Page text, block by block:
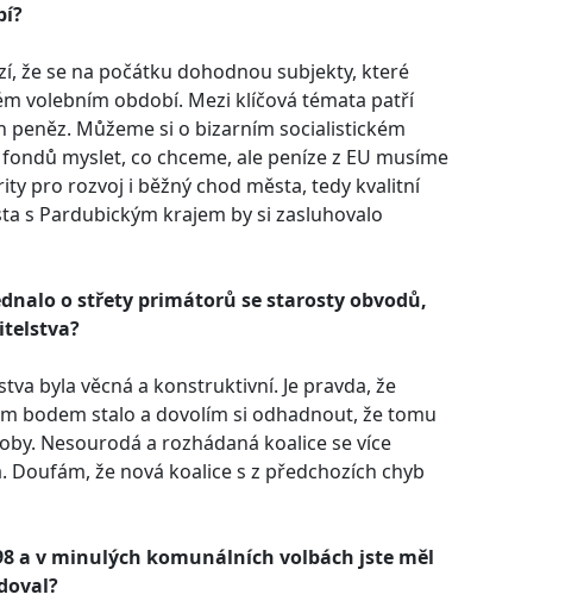
že se na počátku dohodnou subjekty, které
volebním období. Mezi klíčová témata patří
Můžeme si o bizarním socialistickém
myslet, co chceme, ale peníze z EU musíme
pro rozvoj i běžný chod města, tedy kvalitní
s Pardubickým krajem by si zasluhovalo
o střety primátorů se starosty obvodů,
byla věcná a konstruktivní. Je pravda, že
bodem stalo a dovolím si odhadnout, že tomu
Nesourodá a rozhádaná koalice se více
že nová koalice s z předchozích chyb
a v minulých komunálních volbách jste měl